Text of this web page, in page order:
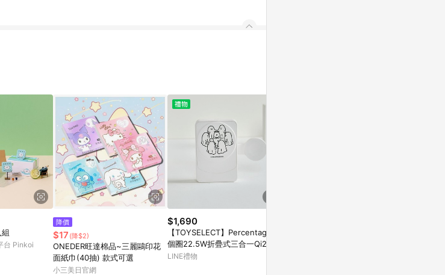
台 Pinkoi
降價
$17 (降$2)
ONEDER旺達棉品~三麗鷗印花
面紙巾(40抽) 款式可選
小三美日官網
$1,690
【TOYSELECT】Percentage圍
個圈22.5W折疊式三合一Qi2磁
吸支架無線充電器
LINE禮物